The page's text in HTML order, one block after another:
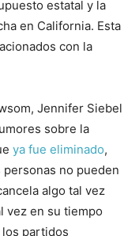
estatal y la
en California. Esta
con la
Jennifer Siebel
sobre la
ya fue eliminado,
no pueden
algo tal vez
vez en su tiempo
los partidos